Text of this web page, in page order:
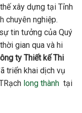
xây dựng tại Tỉnh
chuyên nghiệp.
tin tưởng của Quý
gian qua và hi
ty Thiết kế Thi
triển khai dịch vụ
long thành tại